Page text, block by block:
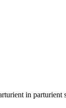
in parturient